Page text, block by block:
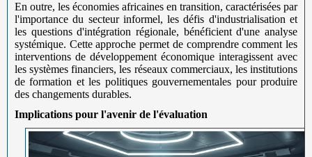
En outre, les économies africaines en transition, caractérisées par
l'importance du secteur informel, les défis d'industrialisation et
les questions d'intégration régionale, bénéficient d'une analyse
systémique. Cette approche permet de comprendre comment les
interventions de développement économique interagissent avec
les systèmes financiers, les réseaux commerciaux, les institutions
de formation et les politiques gouvernementales pour produire
des changements durables.
Implications pour l'avenir de l'évaluation